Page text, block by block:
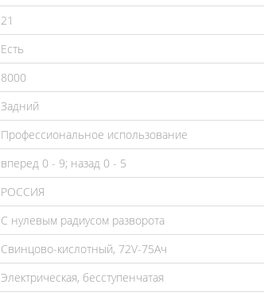
21
Есть
8000
Задний
Профессиональное использование
вперед 0 - 9; назад 0 - 5
РОССИЯ
С нулевым радиусом разворота
Свинцово-кислотный, 72V-75Ач
Электрическая, бесступенчатая